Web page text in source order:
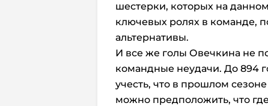
шестерки, которых на
ключевых ролях в команде,
альтернативы.
И все же голы Овечкина не
командные неудачи. До 894
учесть, что в прошлом
можно предположить, что